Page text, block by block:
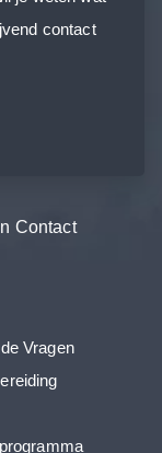
contact
Contact
Vragen